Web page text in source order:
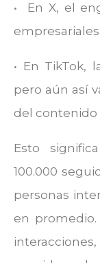
• En X, el
• En TikTok,
pero aún así
del contenido
Esto
100.000
personas
en